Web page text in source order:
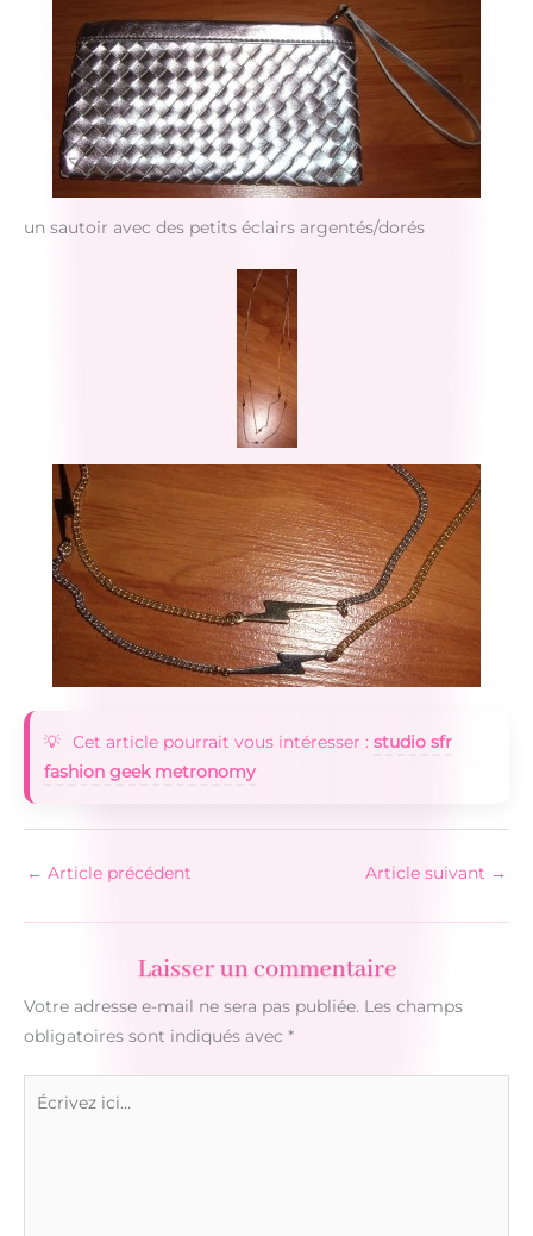
un sautoir avec des petits éclairs argentés/dorés
Cet article pourrait vous intéresser : studio sfr
fashion geek metronomy
← Article précédent Article suivant →
Laisser un commentaire
Votre adresse e-mail ne sera pas publiée. Les champs
obligatoires sont indiqués avec *